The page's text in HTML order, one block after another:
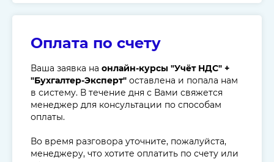
Оплата по счету
Ваша заявка на онлайн-курсы "Учёт НДС" +
"Бухгалтер-Эксперт" оставлена и попала нам
в систему. В течение дня с Вами свяжется
менеджер для консультации по способам
оплаты.
Во время разговора уточните, пожалуйста,
менеджеру, что хотите оплатить по счету или